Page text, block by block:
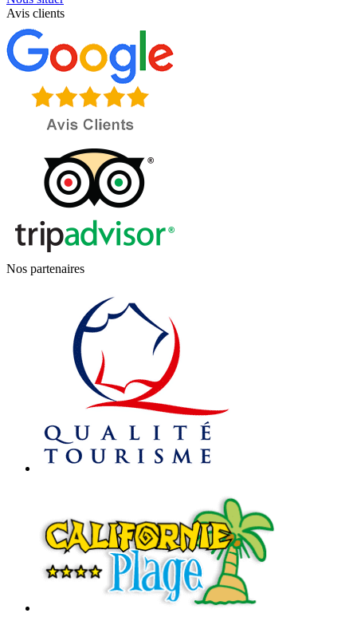
Avis clients
Nos partenaires